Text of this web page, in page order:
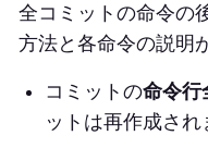
全コミットの命令の
方法と各命令の説明
コミットの命令行
ットは再作成され